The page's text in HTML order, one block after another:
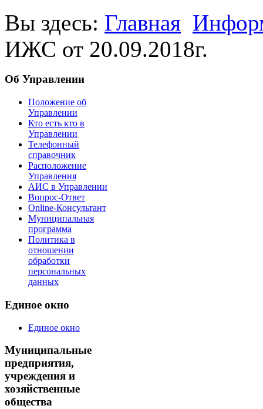
Вы здесь: Главная
ИЖС от 20.09.2018г.
Об Управлении
Положение об
Управлении
Кто есть кто в
Управлении
Телефонный
справочник
Расположение
Управления
АИС в Управлении
Вопрос-Ответ
Online-Консультант
Муниципальная
программа
Политика в
отношении
обработки
персональных
данных
Единое окно
Единое окно
Муниципальные
предприятия,
учреждения и
хозяйственные
общества